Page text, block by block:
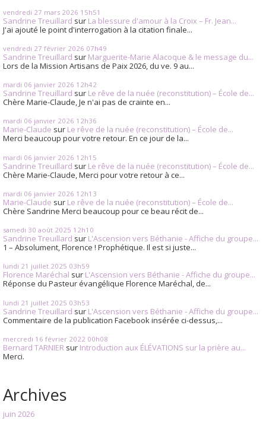
vendredi 27 mars 2026 15h51
Sandrine Treuillard sur La blessure d'amour à la Croix – Fr. Jean...
J'ai ajouté le point d'interrogation à la citation finale...
vendredi 27 février 2026 07h49
Sandrine Treuillard sur Marguerite-Marie Alacoque & le message du...
Lors de la Mission Artisans de Paix 2026, du ve. 9 au...
mardi 06 janvier 2026 12h42
Sandrine Treuillard sur Le rêve de la nuée (reconstitution) – École de...
Chère Marie-Claude, Je n'ai pas de crainte en...
mardi 06 janvier 2026 12h36
Marie-Claude sur Le rêve de la nuée (reconstitution) – École de...
Merci beaucoup pour votre retour. En ce jour de la...
mardi 06 janvier 2026 12h15
Sandrine Treuillard sur Le rêve de la nuée (reconstitution) – École de...
Chère Marie-Claude, Merci pour votre retour à ce...
mardi 06 janvier 2026 12h13
Marie-Claude sur Le rêve de la nuée (reconstitution) – École de...
Chère Sandrine Merci beaucoup pour ce beau récit de...
samedi 30 août 2025 12h10
Sandrine Treuillard sur L'Ascension vers Béthanie - Affiche du groupe...
1 – Absolument, Florence ! Prophétique. Il est si juste...
lundi 21 juillet 2025 03h59
Florence Maréchal sur L'Ascension vers Béthanie - Affiche du groupe...
Réponse du Pasteur évangélique Florence Maréchal, de...
lundi 21 juillet 2025 03h53
Sandrine Treuillard sur L'Ascension vers Béthanie - Affiche du groupe...
Commentaire de la publication Facebook insérée ci-dessus,...
mercredi 16 février 2022 00h08
Bernard TARNIER sur Introduction aux ÉLÉVATIONS sur la prière au...
Merci.
Archives
juin 2026